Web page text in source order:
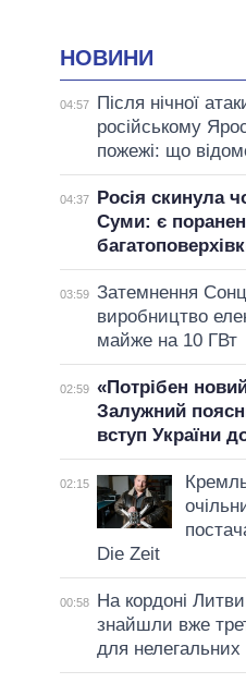
НОВИНИ
04:57
Після нічної
російському
пожежі: що
04:37
Росія скинула
Суми: є
03:59 Затемнення
виробництво
майже на 10 ГВт
02:59 «Потрібен
Залужний
вступ України
02:15
Die Zeit
00:58
На кордоні
знайшли вже
для нелегальних